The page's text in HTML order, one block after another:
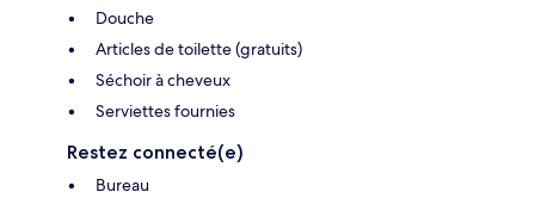
Douche
Articles de toilette (gratuits)
Séchoir à cheveux
Serviettes fournies
Restez connecté(e)
Bureau